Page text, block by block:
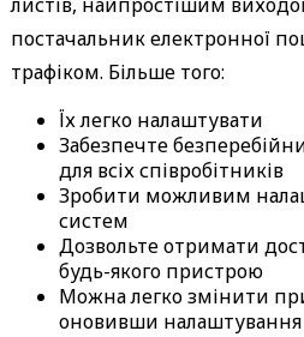
листів, найпростішим
постачальник електронної
трафіком. Більше того:
Їх легко налаштувати
Забезпечте
для всіх співробітників
Зробити можливим
систем
Дозвольте отримати
будь-якого пристрою
Можна легко змінити
оновивши налаштування